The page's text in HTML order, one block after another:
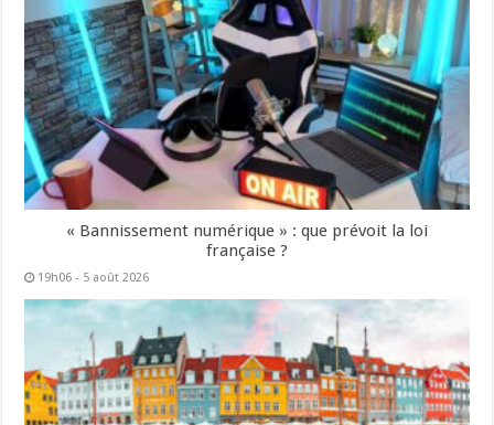
« Bannissement numérique » : que prévoit la loi
française ?
19h06 - 5 août 2026